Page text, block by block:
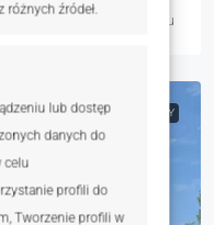
różnych źródeł.
lub dostęp
danych do
celu
profili do
Tworzenie profili w
23 godziny temu
NA SPRZEDAŻ RYNEK WTÓRNY